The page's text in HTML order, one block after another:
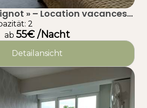
» – Location vacances
à Taussat (Lanton) – Bassin
d’Arcachon
2
ab 55€ /Nacht
Detailansicht